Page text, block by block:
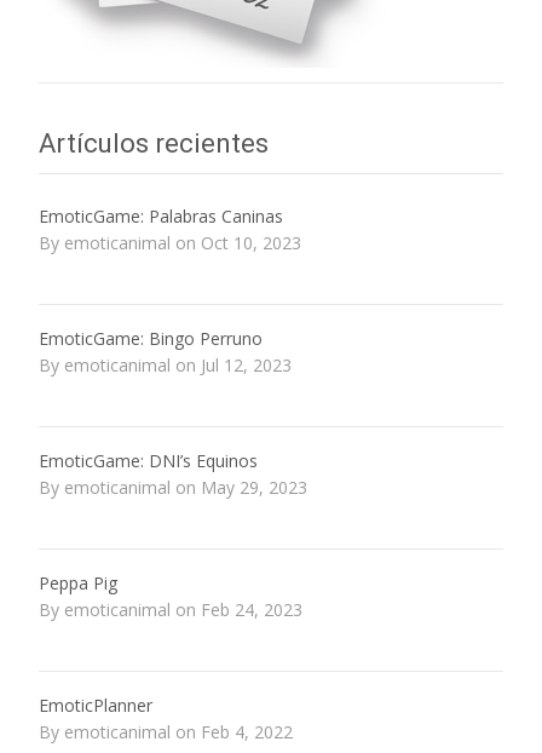
Artículos recientes
EmoticGame: Palabras Caninas
By emoticanimal on Oct 10, 2023
EmoticGame: Bingo Perruno
By emoticanimal on Jul 12, 2023
EmoticGame: DNI’s Equinos
By emoticanimal on May 29, 2023
Peppa Pig
By emoticanimal on Feb 24, 2023
EmoticPlanner
By emoticanimal on Feb 4, 2022